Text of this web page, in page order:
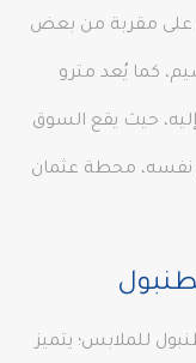
على مقربة من بعض
كما يُعد مترو
حيث يقع السوق
محطة عثمان
للملابس؛ يتميز